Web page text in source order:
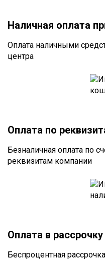
Наличная оплата
Оплата наличными
центра
Оплата по
Безналичная оплата по
реквизитам компании
Оплата в
Беспроцентная